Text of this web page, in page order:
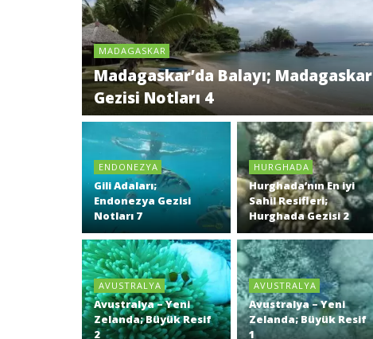
MADAGASKAR
Madagaskar’da Balayı; Madagaskar
Gezisi Notları 4
ENDONEZYA
Gili Adaları;
Endonezya Gezisi
Notları 7
HURGHADA
Hurghada’nın En iyi
Sahil Resifleri;
Hurghada Gezisi 2
AVUSTRALYA
Avustralya – Yeni
Zelanda; Büyük Resif
2
AVUSTRALYA
Avustralya – Yeni
Zelanda; Büyük Resif
1